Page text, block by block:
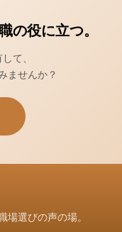
の役に立つ。
て、
ませんか？
場選びの声の場。